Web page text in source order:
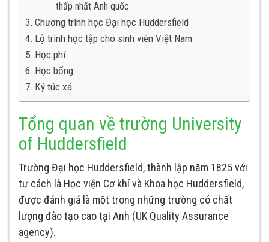
thấp nhất Anh quốc
Chương trình học Đại học Huddersfield
Lộ trình học tập cho sinh viên Việt Nam
Học phí
Học bổng
Ký túc xá
Tổng quan về trường University
of Huddersfield
Trường Đại học Huddersfield, thành lập năm 1825 với
tư cách là Học viện Cơ khí và Khoa học Huddersfield,
được đánh giá là một trong những trường có chất
lượng đào tạo cao tại Anh (UK Quality Assurance
agency).